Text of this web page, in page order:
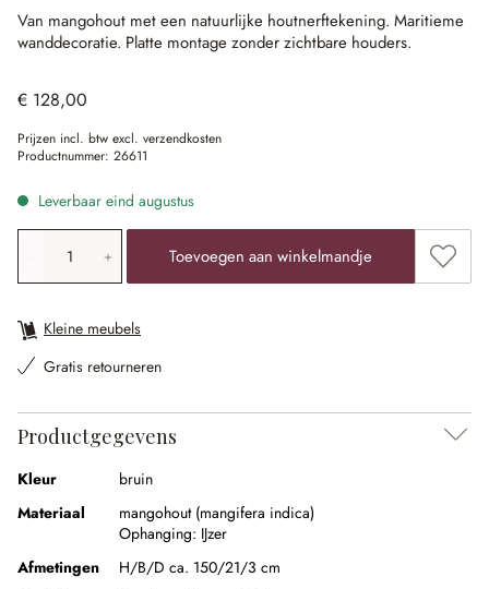
Van mangohout met een natuurlijke houtnerftekening. Maritieme
wanddecoratie. Platte montage zonder zichtbare houders.
€ 128,00
Prijzen incl. btw excl. verzendkosten
Productnummer: 26611
Leverbaar eind augustus
Producthoeveelheid: voer de gewenste waarde in of
Toevoegen aan winkelmandje
Kleine meubels
Gratis retourneren
Productgegevens
Kleur
bruin
Materiaal
mangohout (mangifera indica)
Ophanging: IJzer
Afmetingen
H/B/D ca. 150/21/3 cm